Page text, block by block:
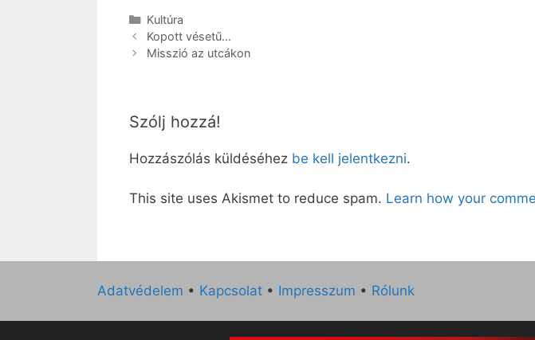
Kategória
Kultúra
Kopott vésetű…
Misszió az utcákon
Szólj hozzá!
Hozzászólás küldéséhez be kell jelentkezni.
This site uses Akismet to reduce spam. Learn how your
Adatvédelem • Kapcsolat • Impresszum • Rólunk